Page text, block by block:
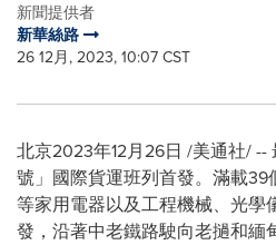
新聞提供者
新華絲路
26 12月, 2023, 10:07 CST
北京2023年12月26日 /美通社/ --
號」國際貨運班列首發。滿載
等家用電器以及工程機械、光學
發，沿著中老鐵路駛向老撾和緬